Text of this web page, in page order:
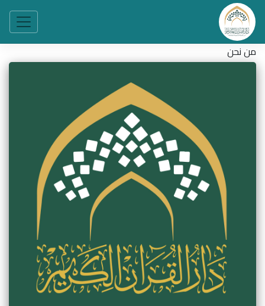
من نحن